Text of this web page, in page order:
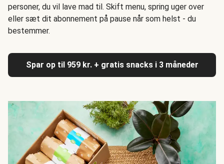
personer, du vil lave mad til. Skift menu, spring uger over
eller sæt dit abonnement på pause når som helst - du
bestemmer.
Spar op til 959 kr. + gratis snacks i 3 måneder